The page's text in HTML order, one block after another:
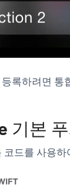
록하려면 통
기본
드를 사용하